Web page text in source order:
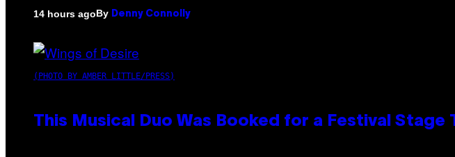
14 hours agoBy Denny Connolly
(PHOTO BY AMBER LITTLE/PRESS)
This Musical Duo Was Booked for a Festival Stage